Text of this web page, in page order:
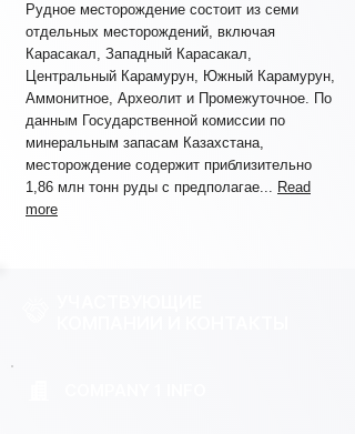
Рудное месторождение состоит из семи
отдельных месторождений, включая
Карасакал, Западный Карасакал,
Центральный Карамурун, Южный Карамурун,
Аммонитное, Археолит и Промежуточное. По
данным Государственной комиссии по
минеральным запасам Казахстана,
месторождение содержит приблизительно
1,86 млн тонн руды с предполагае... Read
more